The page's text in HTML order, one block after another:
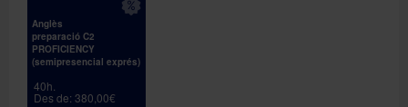
Anglès
preparació C2
PROFICIENCY
(semipresencial exprés)
40h.
Des de: 380,00€